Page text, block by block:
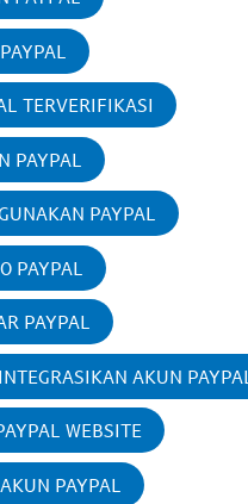
TERVERIFIKASI
PAYPAL
PAYPAL
PAYPAL
PAYPAL
AKUN PAYPAL
WEBSITE
PAYPAL